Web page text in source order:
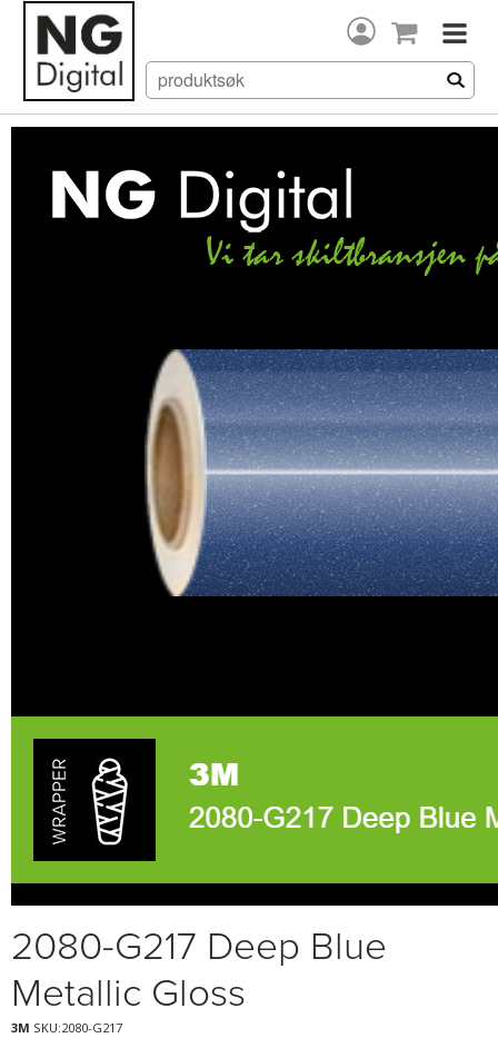
2080-G217 Deep Blue
Metallic Gloss
3M SKU:2080-G217